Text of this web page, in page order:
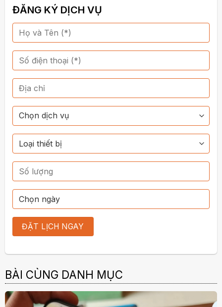
ĐĂNG KÝ DỊCH VỤ
BÀI CÙNG DANH MỤC